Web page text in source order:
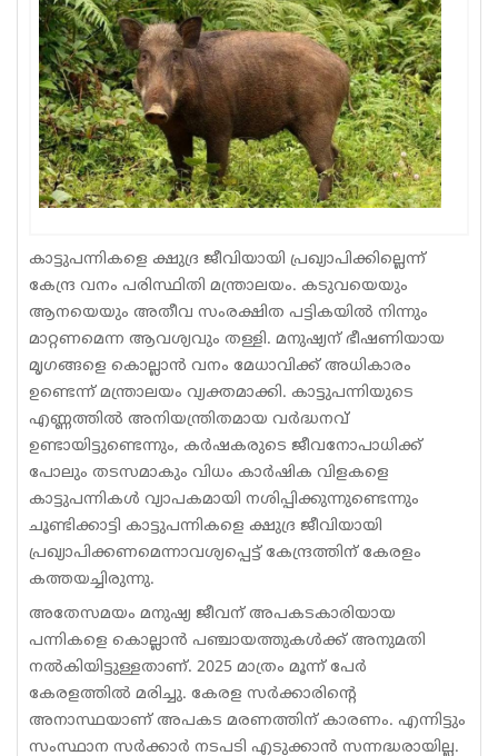
Sports
Jwala
Classifieds
Law
Gallery
കാട്ടുപന്നികളെ ക്ഷുദ്ര ജീവിയായി പ്രഖ്യാപിക്കില്ലെന്ന്
കേന്ദ്ര വനം പരിസ്ഥിതി മന്ത്രാലയം. കടുവയെയും
ആനയെയും അതീവ സംരക്ഷിത പട്ടികയിൽ നിന്നും
മാറ്റണമെന്ന ആവശ്യവും തള്ളി. മനുഷ്യന് ഭീഷണിയായ
മൃഗങ്ങളെ കൊല്ലാൻ വനം മേധാവിക്ക് അധികാരം
ഉണ്ടെന്ന് മന്ത്രാലയം വ്യക്തമാക്കി. കാട്ടുപന്നിയുടെ
എണ്ണത്തിൽ അനിയന്ത്രിതമായ വർദ്ധനവ്
ഉണ്ടായിട്ടുണ്ടെന്നും, കർഷകരുടെ ജീവനോപാധിക്ക്
പോലും തടസമാകും വിധം കാർഷിക വിളകളെ
കാട്ടുപന്നികൾ വ്യാപകമായി നശിപ്പിക്കുന്നുണ്ടെന്നും
ചൂണ്ടിക്കാട്ടി കാട്ടുപന്നികളെ ക്ഷുദ്ര ജീവിയായി
പ്രഖ്യാപിക്കണമെന്നാവശ്യപ്പെട്ട് കേന്ദ്രത്തിന് കേരളം
കത്തയച്ചിരുന്നു.
അതേസമയം മനുഷ്യ ജീവന് അപകടകാരിയായ
പന്നികളെ കൊല്ലാൻ പഞ്ചായത്തുകൾക്ക് അനുമതി
നൽകിയിട്ടുള്ളതാണ്. 2025 മാത്രം മൂന്ന് പേർ
കേരളത്തിൽ മരിച്ചു. കേരള സർക്കാരിന്റെ
അനാസ്ഥയാണ് അപകട മരണത്തിന് കാരണം. എന്നിട്ടും
സംസ്ഥാന സർക്കാർ നടപടി എടുക്കാൻ സന്നദ്ധരായില്ല.